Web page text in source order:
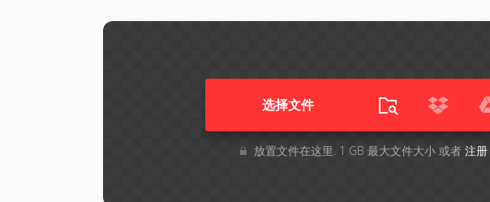
选择文件
放置文件在这里. 1 GB 最大文件大小 或者 注册